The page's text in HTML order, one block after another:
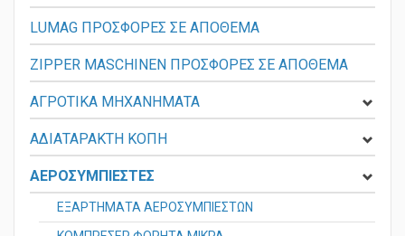
LUMAG ΠΡΟΣΦΟΡΕΣ ΣΕ ΑΠΟΘΕΜΑ
ZIPPER MASCHINEN ΠΡΟΣΦΟΡΕΣ ΣΕ ΑΠΟΘΕΜΑ
ΑΓΡΟΤΙΚΑ ΜΗΧΑΝΗΜΑΤΑ
ΑΔΙΑΤΑΡΑΚΤΗ ΚΟΠΗ
ΑΕΡΟΣΥΜΠΙΕΣΤΕΣ